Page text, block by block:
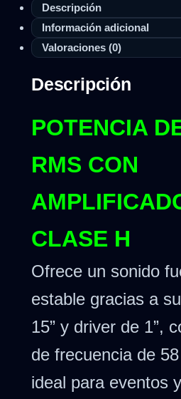
Descripción
Información adicional
Valoraciones (0)
Descripción
POTENCIA
RMS CON
CLASE H
Ofrece un sonido
estable gracias a
15” y driver de 1”,
de frecuencia de
ideal para eventos y